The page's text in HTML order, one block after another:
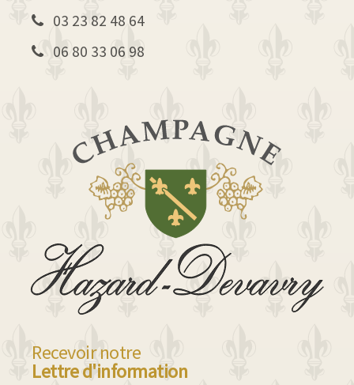
03 23 82 48 64
06 80 33 06 98
Recevoir notre
Lettre d'information